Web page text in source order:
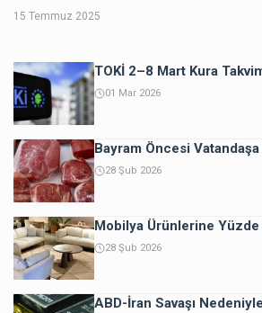
15 Temmuz 2025
TOKİ 2–8 Mart Kura
01 Mar 2026
Bayram Öncesi Vatandaşa
28 Şub 2026
Mobilya Ürünlerine Yüzde
28 Şub 2026
ABD-İran Savaşı